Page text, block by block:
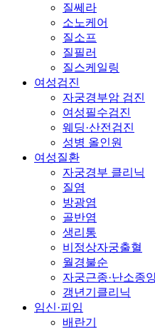
질쎄라
소노케어
질소프
질필러
질스케일링
여성검진
자궁경부암 검진
여성필수검진
웨딩·산전검진
성병 올인원
여성질환
자궁경부 클리닉
질염
방광염
골반염
생리통
비정상자궁출혈
월경불순
자궁근종·난소종
갱년기클리닉
임신·피임
배란기